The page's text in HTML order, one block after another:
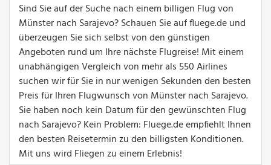
Sind Sie auf der Suche nach einem billigen Flug von
Münster nach Sarajevo? Schauen Sie auf fluege.de und
überzeugen Sie sich selbst von den günstigen
Angeboten rund um Ihre nächste Flugreise! Mit einem
unabhängigen Vergleich von mehr als 550 Airlines
suchen wir für Sie in nur wenigen Sekunden den besten
Preis für Ihren Flugwunsch von Münster nach Sarajevo.
Sie haben noch kein Datum für den gewünschten Flug
nach Sarajevo? Kein Problem: Fluege.de empfiehlt Ihnen
den besten Reisetermin zu den billigsten Konditionen.
Mit uns wird Fliegen zu einem Erlebnis!